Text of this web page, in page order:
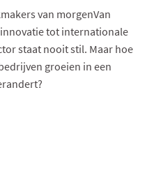
van morgenVan
tot internationale
staat nooit stil. Maar hoe
groeien in een